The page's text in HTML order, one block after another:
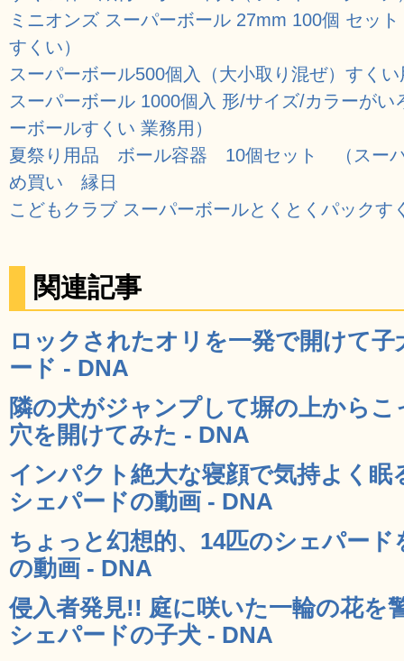
ミニオンズ スーパーボール 27mm 100個 セッ
すくい）
スーパーボール500個入（大小取り混ぜ）すくい
スーパーボール 1000個入 形/サイズ/カラーが
ーボールすくい 業務用）
夏祭り用品 ボール容器 10個セット （スー
め買い 縁日
こどもクラブ スーパーボールとくとくパックす
関連記事
ロックされたオリを一発で開けて
ード - DNA
隣の犬がジャンプして塀の上から
穴を開けてみた - DNA
インパクト絶大な寝顔で気持よく
シェパードの動画 - DNA
ちょっと幻想的、14匹のシェパー
の動画 - DNA
侵入者発見!! 庭に咲いた一輪の花を
シェパードの子犬 - DNA